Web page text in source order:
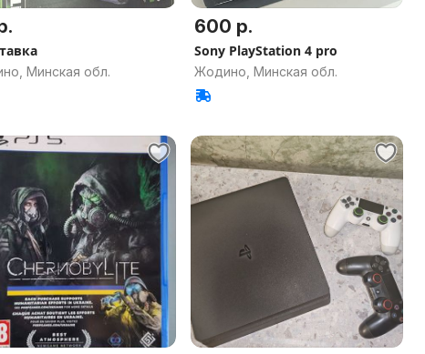
Минская обл.
600 р.
Sony PlayStation 4 pro
Жодино, Минская обл.